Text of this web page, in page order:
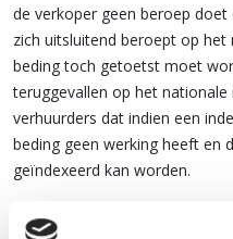
de verkoper geen beroep
zich uitsluitend beroept op
beding toch getoetst moet
teruggevallen op het
verhuurders dat indien een
beding geen werking heeft en
geïndexeerd kan worden.